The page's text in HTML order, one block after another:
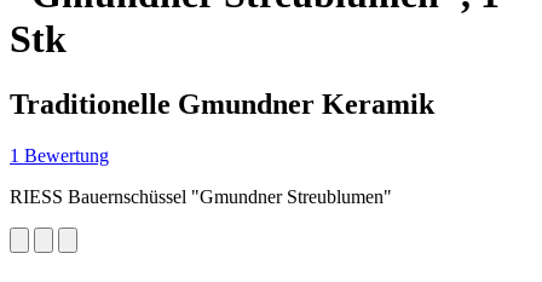
Stk
Traditionelle Gmundner Keramik
1 Bewertung
RIESS Bauernschüssel "Gmundner Streublumen"